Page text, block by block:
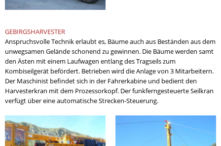
GEBIRGSHARVESTER
Anspruchsvolle Technik erlaubt es, Bäume auch aus Beständen aus dem
unwegsamen Gelände schonend zu gewinnen. Die Bäume werden samt
den Ästen mit einem Laufwagen entlang des Tragseils zum
Kombiseilgerät befördert. Betrieben wird die Anlage von 3 Mitarbeitern.
Der Maschinist befindet sich in der Fahrerkabine und bedient den
Harvesterkran mit dem Prozessorkopf. Der funkferngesteuerte Seilkran
verfügt über eine automatische Strecken-Steuerung.